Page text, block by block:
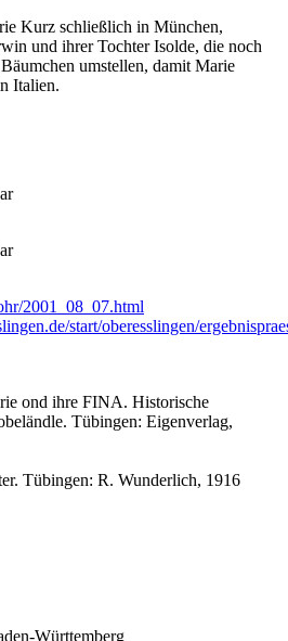
Kurz schließlich in München,
und ihrer Tochter Isolde, die noch
umstellen, damit Marie
Italien.
2001_08_07.html
start/oberesslingen/
ond ihre FINA. Historische
Tübingen: Eigenverlag,
Tübingen: R. Wunderlich, 1916